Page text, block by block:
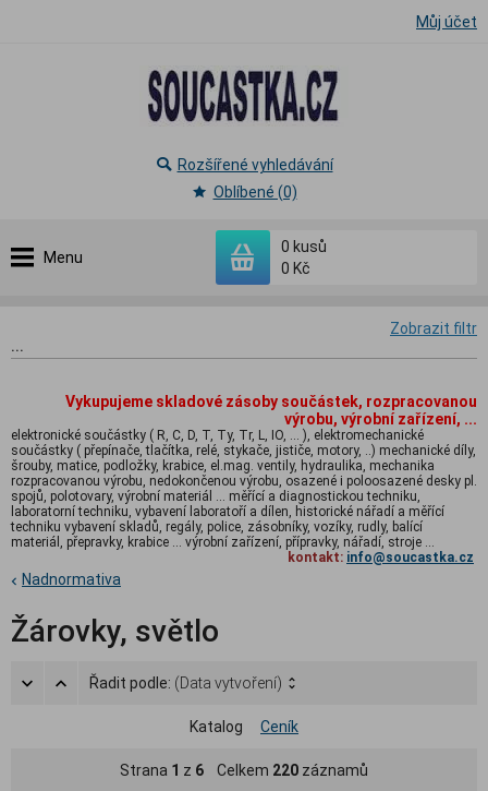
Můj účet
Menu
0 kusů
0 Kč
Rozšířené vyhledávání
Oblíbené (0)
Zobrazit filtr
...
Vykupujeme skladové zásoby součástek, rozpracovanou
výrobu, výrobní zařízení, ...
elektronické součástky ( R, C, D, T, Ty, Tr, L, IO, ... ), elektromechanické
součástky ( přepínače, tlačítka, relé, stykače, jističe, motory, ..) mechanické díly,
šrouby, matice, podložky, krabice, el.mag. ventily, hydraulika, mechanika
rozpracovanou výrobu, nedokončenou výrobu, osazené i poloosazené desky pl.
spojů, polotovary, výrobní materiál ... měřící a diagnostickou techniku,
laboratorní techniku, vybavení laboratoří a dílen, historické nářadí a měřící
techniku vybavení skladů, regály, police, zásobníky, vozíky, rudly, balící
materiál, přepravky, krabice ... výrobní zařízení, přípravky, nářadí, stroje ...
kontakt: info@soucastka.cz
Nadnormativa
Žárovky, světlo
Řadit podle: (Data vytvoření)
Katalog Ceník
Strana 1 z 6 Celkem 220 záznamů